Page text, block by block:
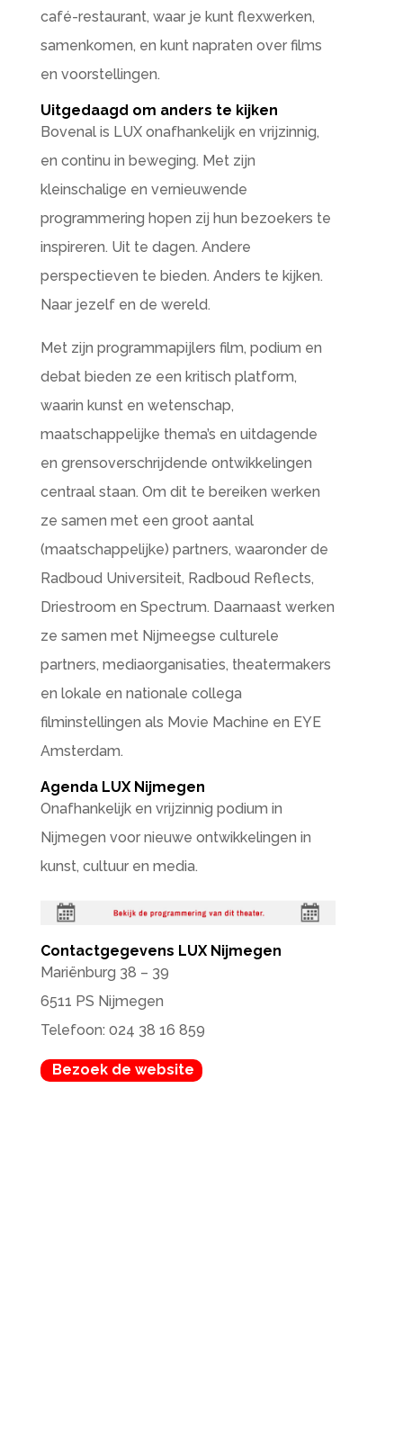
café-restaurant, waar je kunt flexwerken,
samenkomen, en kunt napraten over films
en voorstellingen.
Uitgedaagd om anders te kijken
Bovenal is LUX onafhankelijk en vrijzinnig,
en continu in beweging. Met zijn
kleinschalige en vernieuwende
programmering hopen zij hun bezoekers te
inspireren. Uit te dagen. Andere
perspectieven te bieden. Anders te kijken.
Naar jezelf en de wereld.
Met zijn programmapijlers film, podium en
debat bieden ze een kritisch platform,
waarin kunst en wetenschap,
maatschappelijke thema’s en uitdagende
en grensoverschrijdende ontwikkelingen
centraal staan. Om dit te bereiken werken
ze samen met een groot aantal
(maatschappelijke) partners, waaronder de
Radboud Universiteit, Radboud Reflects,
Driestroom en Spectrum. Daarnaast werken
ze samen met Nijmeegse culturele
partners, mediaorganisaties, theatermakers
en lokale en nationale collega
filminstellingen als Movie Machine en EYE
Amsterdam.
Agenda LUX Nijmegen
Onafhankelijk en vrijzinnig podium in
Nijmegen voor nieuwe ontwikkelingen in
kunst, cultuur en media.
Contactgegevens LUX Nijmegen
Mariënburg 38 – 39
6511 PS Nijmegen
Telefoon: 024 38 16 859
Bezoek de website